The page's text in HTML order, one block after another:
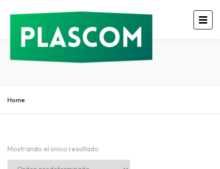
Home
Mostrando el único resultado